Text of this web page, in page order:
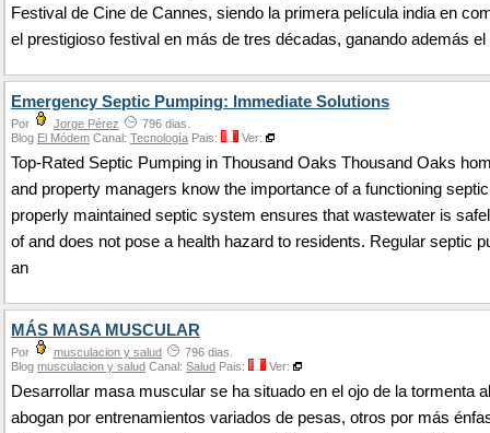
Festival de Cine de Cannes, siendo la primera película india en
el prestigioso festival en más de tres décadas, ganando además el
Emergency Septic Pumping: Immediate Solutions
Por Jorge Pérez
796 dias.
Blog El Módem Canal: Tecnología Pais: Ver:
Top-Rated Septic Pumping in Thousand Oaks Thousand Oaks
and property managers know the importance of a functioning
properly maintained septic system ensures that wastewater is
of and does not pose a health hazard to residents. Regular septic
an
MÁS MASA MUSCULAR
Por musculacion y salud
796 dias.
Blog musculacion y salud Canal: Salud Pais: Ver:
Desarrollar masa muscular se ha situado en el ojo de la tormenta
abogan por entrenamientos variados de pesas, otros por más